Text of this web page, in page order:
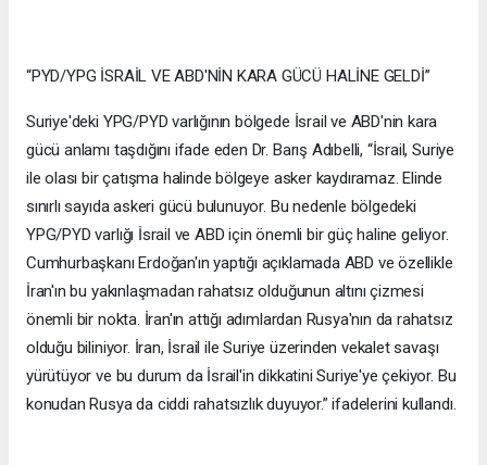
“PYD/YPG İSRAİL VE ABD'NİN KARA GÜCÜ HALİNE GELDİ”
Suriye'deki YPG/PYD varlığının bölgede İsrail ve ABD'nin kara
gücü anlamı taşdığını ifade eden Dr. Barış Adıbelli, “İsrail, Suriye
ile olası bir çatışma halinde bölgeye asker kaydıramaz. Elinde
sınırlı sayıda askeri gücü bulunuyor. Bu nedenle bölgedeki
YPG/PYD varlığı İsrail ve ABD için önemli bir güç haline geliyor.
Cumhurbaşkanı Erdoğan'ın yaptığı açıklamada ABD ve özellikle
İran'ın bu yakınlaşmadan rahatsız olduğunun altını çizmesi
önemli bir nokta. İran'ın attığı adımlardan Rusya'nın da rahatsız
olduğu biliniyor. İran, İsrail ile Suriye üzerinden vekalet savaşı
yürütüyor ve bu durum da İsrail'in dikkatini Suriye'ye çekiyor. Bu
konudan Rusya da ciddi rahatsızlık duyuyor.” ifadelerini kullandı.